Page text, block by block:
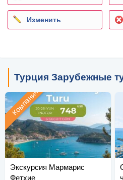
Изменить
Турция Зарубежные
Экскурсия Мармарис
Фетхие
Компания